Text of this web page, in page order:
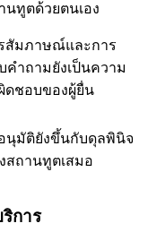
นทูตด้วยตนเอง
สัมภาษณ์และการ
คำถามยังเป็นความ
ดชอบของผู้ยื่น
นุมัติยังขึ้นกับดุลพินิจ
สถานทูตเสมอ
การ